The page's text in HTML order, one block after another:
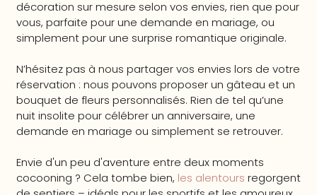
décoration sur mesure selon vos envies, rien que pour
vous, parfaite pour une demande en mariage, ou
simplement pour une surprise romantique originale.
N’hésitez pas à nous partager vos envies lors de votre
réservation : nous pouvons proposer un gâteau et un
bouquet de fleurs personnalisés. Rien de tel qu’une
nuit insolite pour célébrer un anniversaire, une
demande en mariage ou simplement se retrouver.
Envie d'un peu d'aventure entre deux moments
cocooning ? Cela tombe bien, les alentours regorgent